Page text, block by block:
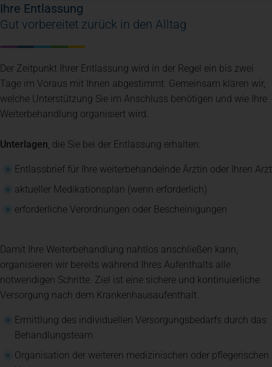
Ihre Entlassung
Gut vorbereitet zurück in den Alltag
Der Zeitpunkt Ihrer Entlassung wird in der Regel ein bis zwei
Tage im Voraus mit Ihnen abgestimmt. Gemeinsam klären wir,
welche Unterstützung Sie im Anschluss benötigen und wie Ihre
Weiterbehandlung organisiert wird.
Unterlagen , die Sie bei der Entlassung erhalten:
Entlassbrief für Ihre weiterbehandelnde Ärztin oder Ihren Arzt
aktueller Medikationsplan (wenn erforderlich)
erforderliche Verordnungen oder Bescheinigungen
Damit Ihre Weiterbehandlung nahtlos anschließen kann,
organisieren wir bereits während Ihres Aufenthalts alle
notwendigen Schritte. Ziel ist eine sichere und kontinuierliche
Versorgung nach dem Krankenhausaufenthalt.
Ermittlung des individuellen Versorgungsbedarfs durch das
Behandlungsteam
Organisation der weiteren medizinischen oder pflegerischen